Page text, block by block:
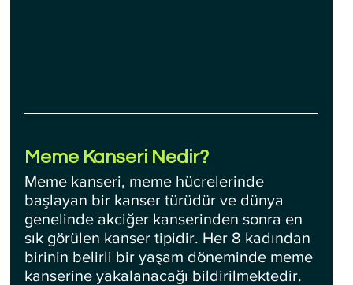
Meme Kanseri Nedir?
Meme kanseri, meme hücrelerinde
başlayan bir kanser türüdür ve dünya
genelinde akciğer kanserinden sonra en
sık görülen kanser tipidir. Her 8 kadından
birinin belirli bir yaşam döneminde meme
kanserine yakalanacağı bildirilmektedir.